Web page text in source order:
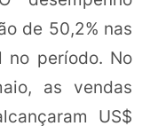
de 50,2% nas
no período. No
as vendas
US$